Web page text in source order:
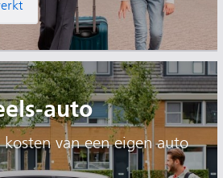
auto
van een eigen auto